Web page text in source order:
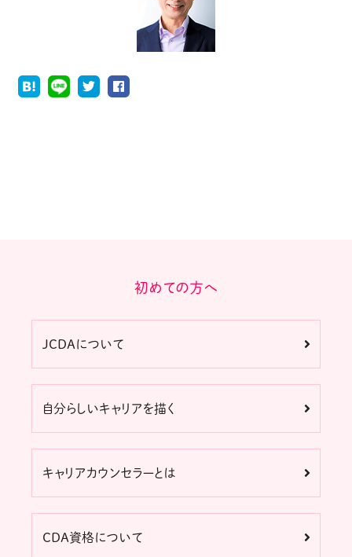
初めての方へ
JCDAについて
自分らしいキャリアを描く
キャリアカウンセラーとは
CDA資格について